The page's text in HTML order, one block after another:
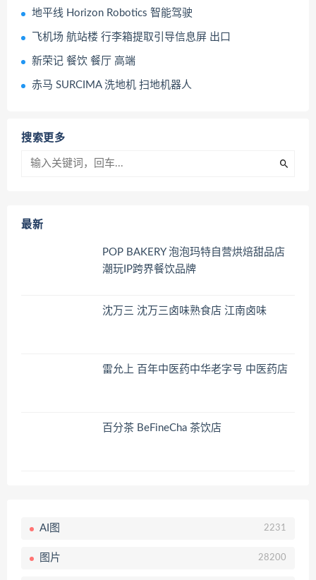
地平线 Horizon Robotics 智能驾驶
飞机场 航站楼 行李箱提取引导信息屏 出口
新荣记 餐饮 餐厅 高端
赤马 SURCIMA 洗地机 扫地机器人
搜索更多
最新
POP BAKERY 泡泡玛特自营烘焙甜品店
潮玩IP跨界餐饮品牌
沈万三 沈万三卤味熟食店 江南卤味
雷允上 百年中医药中华老字号 中医药店
百分茶 BeFineCha 茶饮店
AI图 2231
图片 28200